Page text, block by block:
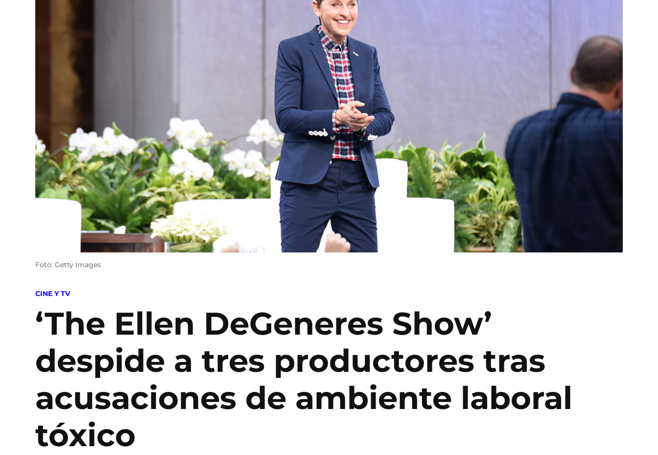
Foto: Getty Images
POSTED
CINE Y TV
‘The Ellen DeGeneres Show’
despide a tres productores tras
acusaciones de ambiente laboral
tóxico